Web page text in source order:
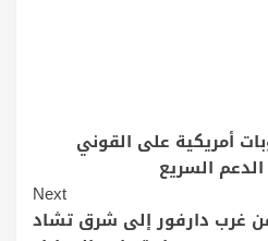
أمريكية على القوني
السريع
Next
غرب دارفور إلى شرق تشاد